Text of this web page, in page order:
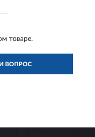
товаре.
ВОПРОС